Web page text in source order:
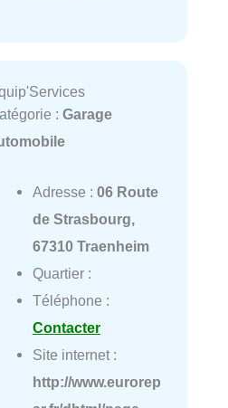
: Garage
Adresse : 06 Route
de Strasbourg,
67310 Traenheim
Quartier :
Téléphone :
Contacter
Site internet :
http://www.eurorep